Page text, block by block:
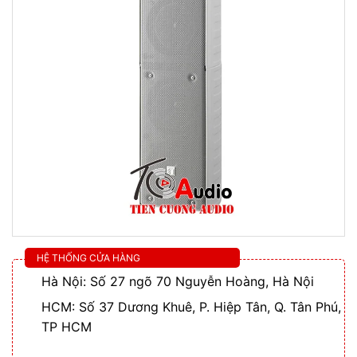
HỆ THỐNG CỬA HÀNG
Hà Nội: Số 27 ngõ 70 Nguyễn Hoàng, Hà Nội
HCM: Số 37 Dương Khuê, P. Hiệp Tân, Q. Tân Phú,
TP HCM